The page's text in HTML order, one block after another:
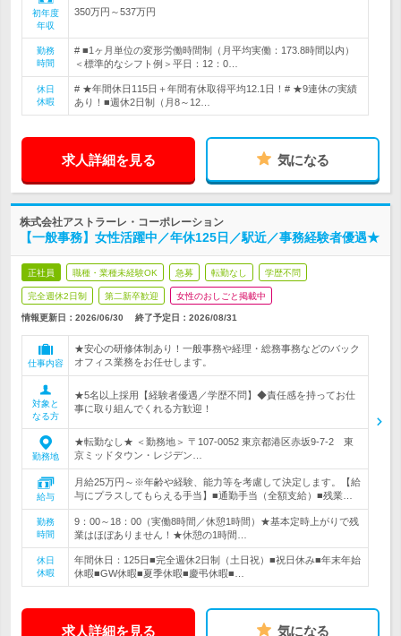
初年度
年収
350万円～537万円
勤務
時間
# ■1ヶ月単位の変形労働時間制（月平均実働：173.8時間以内）
＜標準的なシフト例＞平日：12：0…
休日
休暇
# ★年間休日115日＋年間有休取得平均12.1日！# ★9連休の実績
あり！■週休2日制（月8～12…
求人詳細を見る 気になる
株式会社アストラーレ・コーポレーション
【一般事務】女性活躍中／年休125日／駅近／事務経験者優遇★
正社員 職種・業種未経験OK 急募 転勤なし 学歴不問
完全週休2日制 第二新卒歓迎 女性のおしごと掲載中
情報更新日：2026/06/30 終了予定日： 2026/08/31
仕事内容
★安心の研修体制あり！一般事務や経理・総務事務などのバック
オフィス業務をお任せします。
対象と
なる方
★5名以上採用【経験者優遇／学歴不問】◆責任感を持ってお仕
事に取り組んでくれる方歓迎！
勤務地
★転勤なし★ ＜勤務地＞ 〒107-0052 東京都港区赤坂9-7-2 東
京ミッドタウン・レジデン…
給与
月給25万円～※年齢や経験、能力等を考慮して決定します。【給
与にプラスしてもらえる手当】■通勤手当（全額支給）■残業…
勤務
時間
9：00～18：00（実働8時間／休憩1時間）★基本定時上がりで残
業はほぼありません！★休憩の1時間…
休日
休暇
年間休日：125日■完全週休2日制（土日祝）■祝日休み■年末年始
休暇■GW休暇■夏季休暇■慶弔休暇■…
求人詳細を見る 気になる